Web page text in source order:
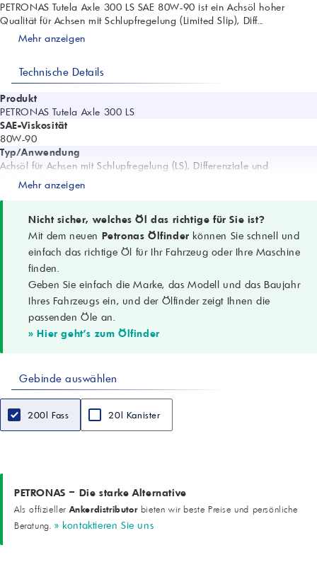
PETRONAS Tutela Axle 300 LS SAE 80W-90 ist ein Achsöl hoher
Qualität für Achsen mit Schlupfregelung (Limited Slip), Diff...
Mehr anzeigen
Technische Details
Produkt
PETRONAS Tutela Axle 300 LS
SAE-Viskosität
80W-90
Typ/Anwendung
Achsöl für Achsen mit Schlupfregelung (LS), Differenziale und
Endantriebe
Leistungsniveau
OEM-Freigaben
ZF TE-ML 05C, 12C, 16E, 21C
Eigenschaften
Verschleiß-, EP- und Lochfraßschutz; gute Wärme- und
Oxidationsstabilität; Rost- und Korrosionsschutz; gutes
Tieftemperaturverhalten; optimierter Reibungskoeffizient; reduziertes
Achsengeräusch
Aussehen
Hell und klar
Dichte bei 15 °C
0,900 g/cm3 (ASTM D4052)
13,8 mm2/s (cSt) (ASTM D445)
100 (ASTM D2270)
Pourpoint
-27 °C (ASTM D97)
Mehr anzeigen
Nicht sicher, welches Öl das richtige für Sie ist?
Mit dem neuen Petronas Ölfinder können Sie schnell und
einfach das richtige Öl für Ihr Fahrzeug oder Ihre Maschine
finden.
Geben Sie einfach die Marke, das Modell und das Baujahr
Ihres Fahrzeugs ein, und der Ölfinder zeigt Ihnen die
passenden Öle an.
» Hier geht's zum Ölfinder
Gebinde auswählen
200l Fass 20l Kanister
PETRONAS – Die starke Alternative
Als offiziellerAnkerdistributorbieten wir beste Preise und persönliche
Beratung. » kontaktieren Sie uns